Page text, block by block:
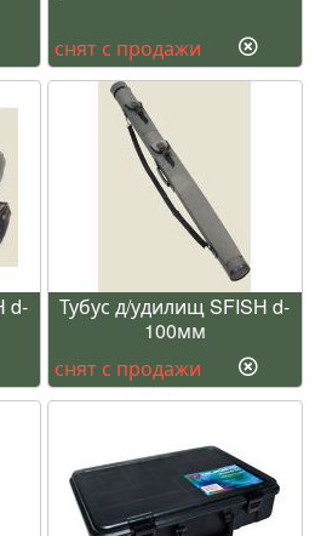
снят с продажи
d-
Тубус д/удилищ SFISH d-
100мм
снят с продажи